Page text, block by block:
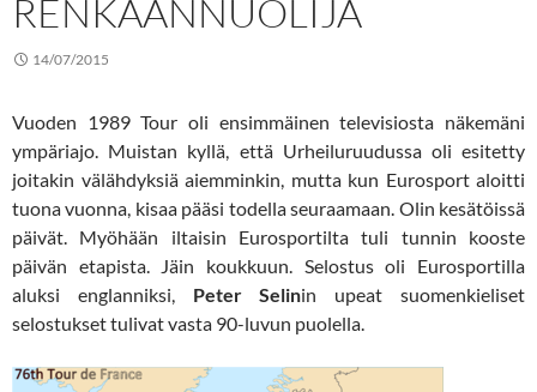
RENKAANNUOLIJA
14/07/2015
Vuoden 1989 Tour oli ensimmäinen televisiosta näkemäni
ympäriajo. Muistan kyllä, että Urheiluruudussa oli esitetty
joitakin välähdyksiä aiemminkin, mutta kun Eurosport aloitti
tuona vuonna, kisaa pääsi todella seuraamaan. Olin kesätöissä
päivät. Myöhään iltaisin Eurosportilta tuli tunnin kooste
päivän etapista. Jäin koukkuun. Selostus oli Eurosportilla
aluksi englanniksi, Peter Selinin upeat suomenkieliset
selostukset tulivat vasta 90-luvun puolella.